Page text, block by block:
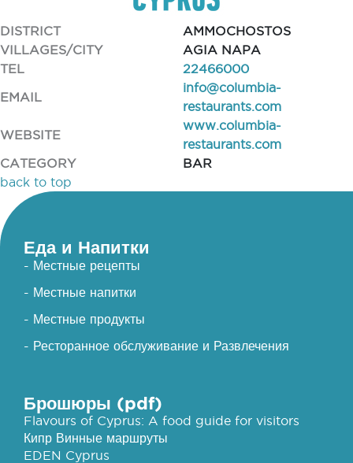
DISTRICT
AMMOCHOSTOS
VILLAGES/CITY
AGIA NAPA
TEL
22466000
EMAIL
info@columbia-
restaurants.com
WEBSITE
www.columbia-
restaurants.com
CATEGORY
BAR
back to top
Еда и Напитки
- Местные рецепты
- Местные напитки
- Местные продукты
- Ресторанное обслуживание и Развлечения
Брошюры (pdf)
Flavours of Cyprus: A food guide for visitors
Кипр Винные маршруты
EDEN Cyprus